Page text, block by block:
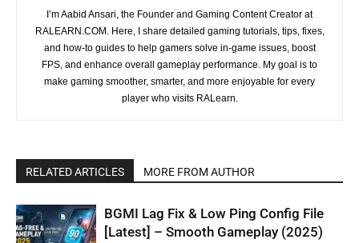
I’m Aabid Ansari, the Founder and Gaming Content Creator at
RALEARN.COM. Here, I share detailed gaming tutorials, tips, fixes,
and how-to guides to help gamers solve in-game issues, boost
FPS, and enhance overall gameplay performance. My goal is to
make gaming smoother, smarter, and more enjoyable for every
player who visits RALearn.
RELATED ARTICLES MORE FROM AUTHOR
BGMI Lag Fix & Low Ping Config File
[Latest] – Smooth Gameplay (2025)